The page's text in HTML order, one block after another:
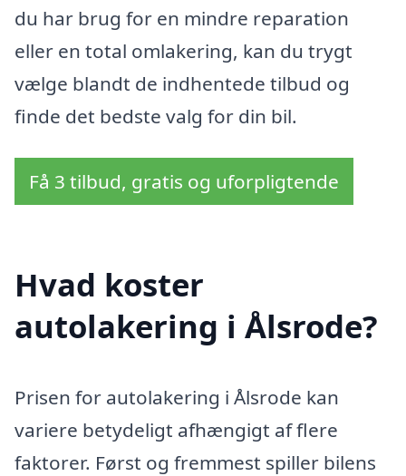
du har brug for en mindre reparation
eller en total omlakering, kan du trygt
vælge blandt de indhentede tilbud og
finde det bedste valg for din bil.
Få 3 tilbud, gratis og uforpligtende
Hvad koster
autolakering i Ålsrode?
Prisen for autolakering i Ålsrode kan
variere betydeligt afhængigt af flere
faktorer. Først og fremmest spiller bilens